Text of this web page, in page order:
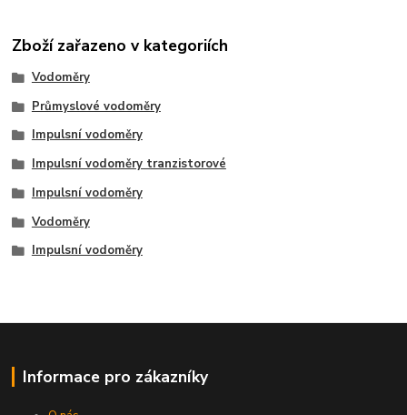
Zboží zařazeno v kategoriích
Vodoměry
Průmyslové vodoměry
Impulsní vodoměry
Impulsní vodoměry tranzistorové
Impulsní vodoměry
Vodoměry
Impulsní vodoměry
Informace pro zákazníky